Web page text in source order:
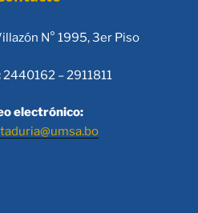
N° 1995, 3er Piso
2440162 – 2911811
electrónico: